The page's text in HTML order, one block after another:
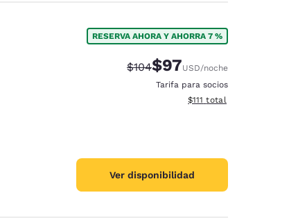
RESERVA AHORA Y AHORRA 7 %
Precio tachado:
$104Precio con descuento:
$97USD/noche
Tarifa para socios
Ver detalles del total
$111 total
Ver disponibilidad